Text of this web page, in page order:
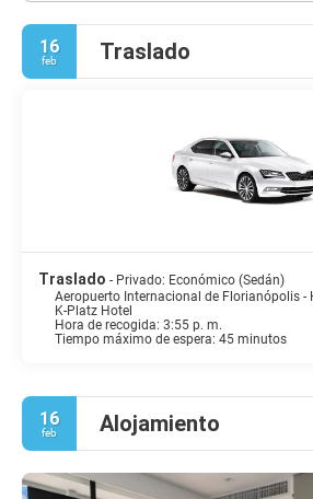
16
feb Traslado
Traslado - Privado: Económico (Sedán)
Aeropuerto Internacional de Florianópolis -
K-Platz Hotel
Hora de recogida: 3:55 p. m.
Tiempo máximo de espera: 45 minutos
16
feb Alojamiento